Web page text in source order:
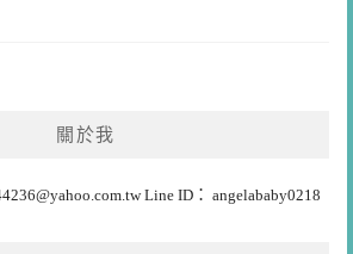
關於我
Line ID： angelababy0218